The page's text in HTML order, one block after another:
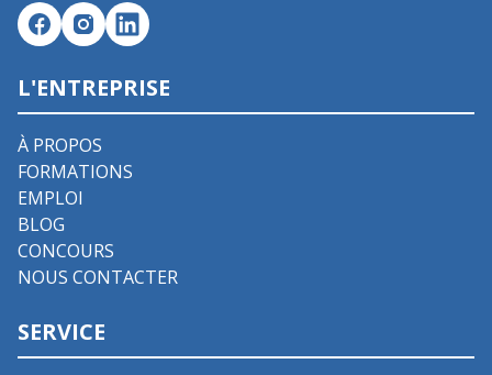
L'ENTREPRISE
À PROPOS
FORMATIONS
EMPLOI
BLOG
CONCOURS
NOUS CONTACTER
SERVICE